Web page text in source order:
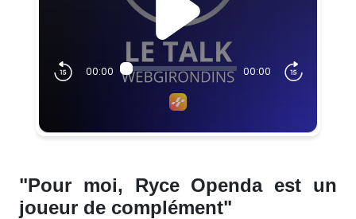
"Pour moi, Ryce Openda est un
joueur de complément"